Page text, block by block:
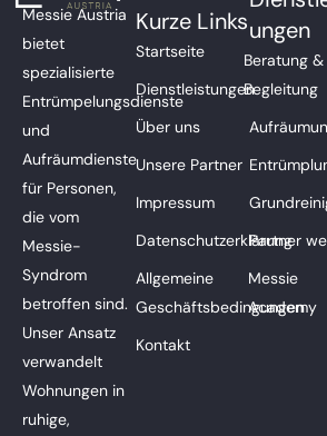
Messie Austria
bietet
spezialisierte
Entrümpelungsdienste
und
Aufräumdienste
für Personen,
die vom
Messie-
Syndrom
betroffen sind.
Unser Ansatz
verwandelt
Wohnungen in
ruhige,
Kurze Links
Startseite
Dienstleistungen
Über uns
Unsere Partner
Impressum
Datenschutzerklärung
Allgemeine
Geschäftsbedingungen
Kontakt
ungen
Beratung &
Begleitung
Partner
Messie
Academy